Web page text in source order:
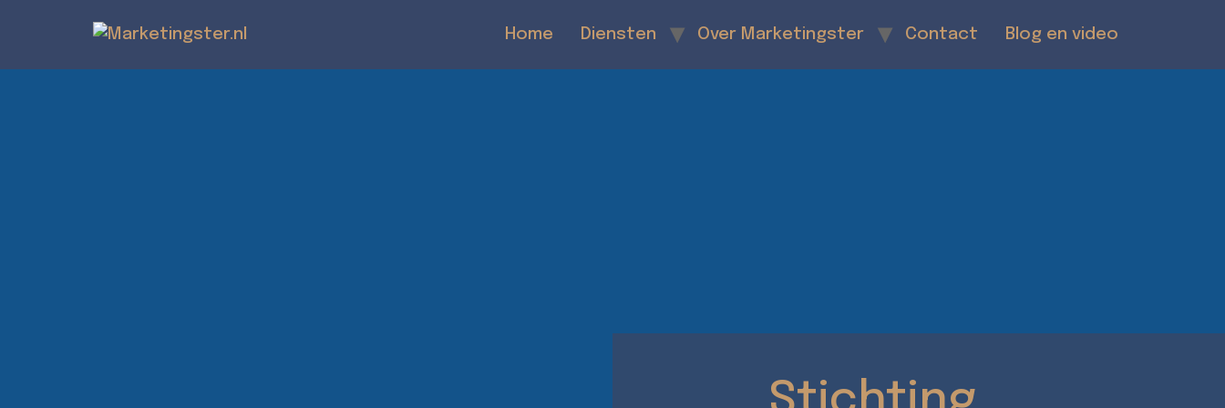
Home Diensten Over Marketingster Contact Blog en video